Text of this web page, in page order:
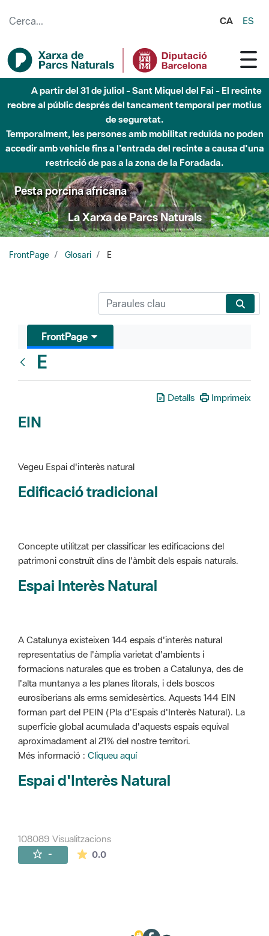
CA ES
A partir del 31 de juliol - Sant Miquel del Fai - El recinte
reobre al públic després del tancament temporal per motius
de seguretat.
Temporalment, les persones amb mobilitat reduïda no poden
accedir amb vehicle fins a l'entrada del recinte a causa d'una
restricció de pas a la zona de la Foradada.
Pesta porcina africana
La Xarxa de Parcs Naturals
FrontPage Glosari E
FrontPage
E
Detalls Imprimeix
EIN
Vegeu Espai d'interès natural
Edificació tradicional
Concepte utilitzat per classificar les edificacions del
patrimoni construït dins de l'àmbit dels espais naturals.
Espai Interès Natural
A Catalunya existeixen 144 espais d'interès natural
representatius de l'àmplia varietat d'ambients i
formacions naturales que es troben a Catalunya, des de
l'alta muntanya a les planes litorals, i dels boscos
eurosiberians als erms semidesèrtics. Aquests 144 EIN
forman part del PEIN (Pla d'Espais d'Interès Natural). La
superfície global acumulada d'aquests espais equival
aproximadament al 21% del nostre territori.
Més informació : Cliqueu aquí
Espai d'Interès Natural
108089 Visualitzacions
- 0.0La mitjana de les valoracions és de 0